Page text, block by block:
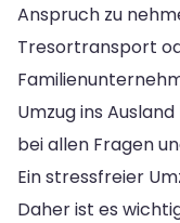
Anspruch zu
Tresortransport
Umzug ins
bei allen Fragen
Ein stressfreier
Daher ist es